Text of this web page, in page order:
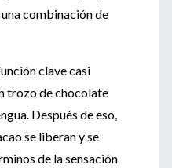
combinación de
clave casi
trozo de chocolate
Después de eso,
se liberan y se
de la sensación